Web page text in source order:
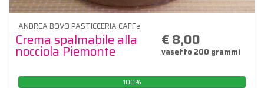
ANDREA BOVO PASTICCERIA CAFFè
Crema spalmabile alla
nocciola Piemonte
€ 8,00
vasetto 200 grammi
100%